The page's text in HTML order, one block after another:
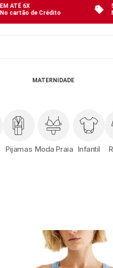
EM ATÉ 6X
No cartão de Crédito
MATERNIDADE
Pijamas Moda Praia Infantil